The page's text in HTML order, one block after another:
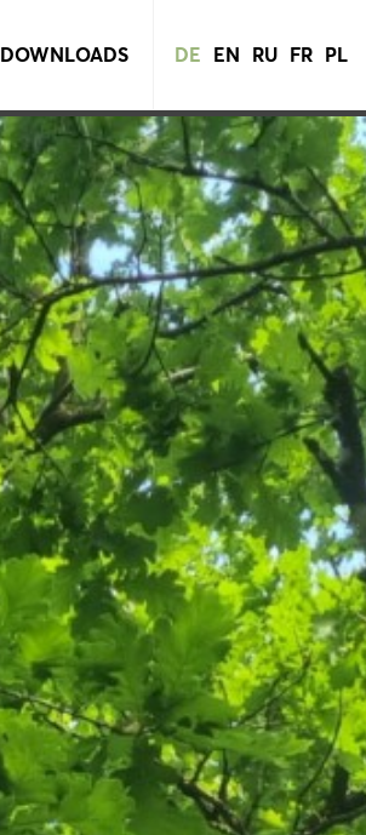
DE EN RU FR PL
DOWNLOADS